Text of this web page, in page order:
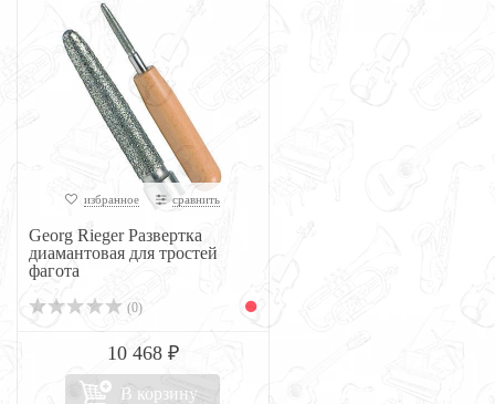
избранное сравнить
Georg Rieger Развертка
диамантовая для тростей
фагота
(0)
10 468 ₽
В корзину